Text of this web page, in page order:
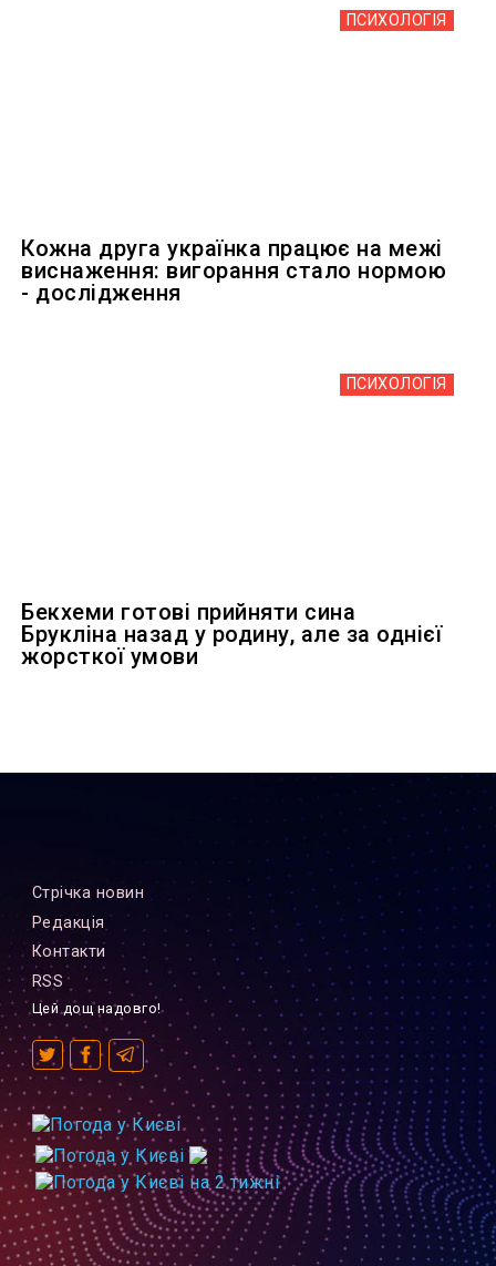
ПСИХОЛОГІЯ
Кожна друга українка працює на межі
виснаження: вигорання стало нормою
- дослідження
ПСИХОЛОГІЯ
Бекхеми готові прийняти сина
Брукліна назад у родину, але за однієї
жорсткої умови
Стрiчка новин
Редакцiя
Контакти
RSS
Цей дощ надовго!